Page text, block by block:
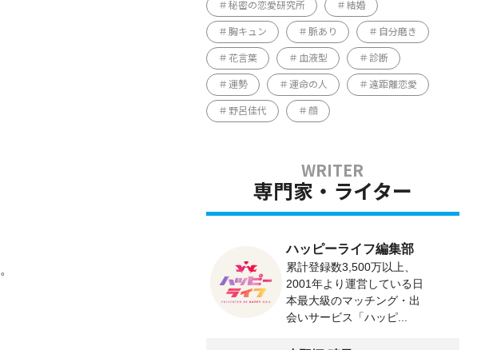
。
秘密の恋愛研究所 結婚
胸キュン 脈あり 自分磨き
花言葉 血液型 診断
運勢 運命の人 遠距離恋愛
野呂佳代 顔
専門家・ライター
ハッピーライフ編集部
累計登録数3,500万以上、
2001年より運営している日
本最大級のマッチング・出
会いサービス「ハッピ...